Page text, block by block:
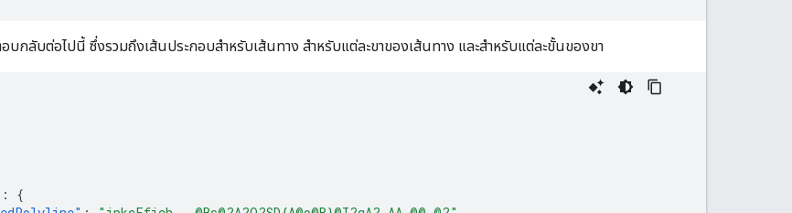
อบกลับต่อไปนี้ ซึ่งรวมถึงเส้นประกอบสำหรับเส้นทาง สำหรับแต่ละขาของเส้นทาง และสำหรับแต่ละขั้นของขา
:
{